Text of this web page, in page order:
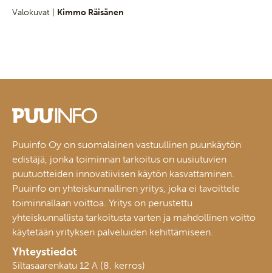
Valokuvat | Kimmo Räisänen
Puuinfo Oy on suomalainen vastuullinen puunkäytön
edistäjä, jonka toiminnan tarkoitus on uusiutuvien
puutuotteiden innovatiivisen käytön kasvattaminen.
Puuinfo on yhteiskunnallinen yritys, joka ei tavoittele
toiminnallaan voittoa. Yritys on perustettu
yhteiskunnallista tarkoitusta varten ja mahdollinen voitto
käytetään yrityksen palveluiden kehittämiseen.
Yhteystiedot
Siltasaarenkatu 12 A (8. kerros)